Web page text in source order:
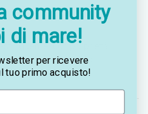
con proprietà
di assorbimento
community
di mare!
per ricevere
tuo primo acquisto!